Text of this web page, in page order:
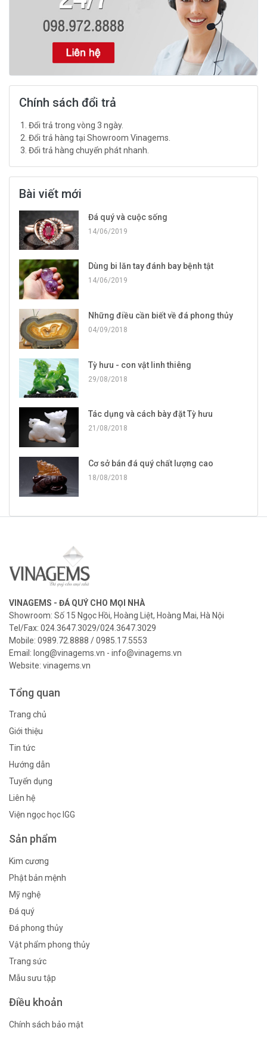
Chính sách đổi trả
Đổi trả trong vòng 3 ngày.
Đổi trả hàng tại Showroom Vinagems.
Đổi trả hàng chuyển phát nhanh.
Bài viết mới
Đá quý và cuộc sống
14/06/2019
Dùng bi lăn tay đánh bay bệnh tật
14/06/2019
Những điều cần biết về đá phong thủy
04/09/2018
Tỳ hưu - con vật linh thiêng
29/08/2018
Tác dụng và cách bày đặt Tỳ hưu
21/08/2018
Cơ sở bán đá quý chất lượng cao
18/08/2018
VINAGEMS - ĐÁ QUÝ CHO MỌI NHÀ
Showroom: Số 15 Ngọc Hồi, Hoàng Liệt, Hoàng Mai, Hà Nội
Tel/Fax: 024.3647.3029/024.3647.3029
Mobile: 0989.72.8888 / 0985.17.5553
Email: long@vinagems.vn - info@vinagems.vn
Website: vinagems.vn
Tổng quan
Trang chủ
Giới thiệu
Tin tức
Hướng dẫn
Tuyển dụng
Liên hệ
Viện ngọc học IGG
Sản phẩm
Kim cương
Phật bản mệnh
Mỹ nghệ
Đá quý
Đá phong thủy
Vật phẩm phong thủy
Trang sức
Mẫu sưu tập
Điều khoản
Chính sách bảo mật